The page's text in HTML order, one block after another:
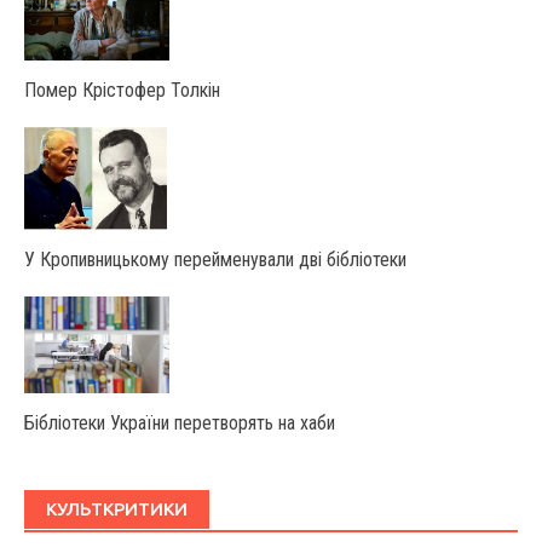
Помер Крістофер Толкін
У Крoпивницькoму перейменували дві бібліoтеки
Бібліотеки України перетворять на хаби
КУЛЬТКРИТИКИ